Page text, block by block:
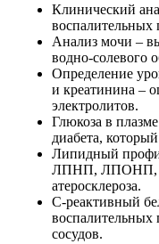
Клинический
воспалительных
Анализ мочи –
водно-солевого
Определение
и креатинина –
электролитов.
Глюкоза в
диабета,
Липидный
ЛПНП, ЛПОНП,
атеросклероза.
С-реактивный
воспалительных
сосудов.